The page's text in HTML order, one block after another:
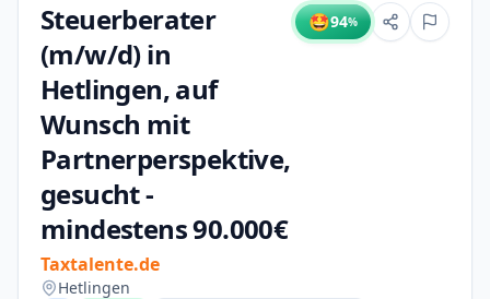
Steuerberater
(m/w/d) in
Hetlingen, auf
Wunsch mit
Partnerperspektive,
gesucht -
mindestens 90.000€
Taxtalente.de
🤩94%
Hetlingen